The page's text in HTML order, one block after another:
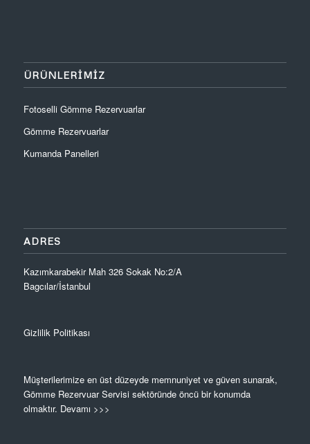
ÜRÜNLERIMIZ
Fotoselli Gömme Rezervuarlar
Gömme Rezervuarlar
Kumanda Panelleri
ADRES
Kazımkarabekir Mah 326 Sokak No:2/A
Bagcılar/İstanbul
Gizlilik Politikası
Müşterilerimize en üst düzeyde memnuniyet ve güven sunarak,
Gömme Rezervuar Servisi sektöründe öncü bir konumda
olmaktır. Devamı >>>